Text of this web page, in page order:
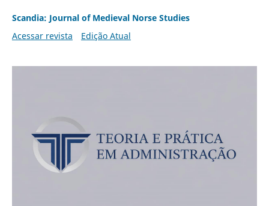
Scandia: Journal of Medieval Norse Studies
Acessar revista
Edição Atual